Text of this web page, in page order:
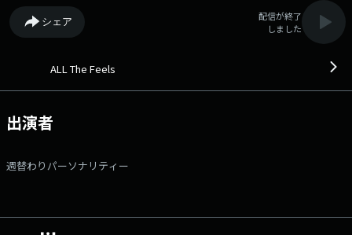
Feels」 各分野で活躍するミュージシャンや俳優、タレントや文化人
が 様々なジャンルのおすすめ楽曲でNACK5の夜をプロデュースしま
す。 永遠のスタンダードナンバーや新たな出会いとなるようなナンバー
組Xアカウントは_ @feels795 番組の感想は、ハッシュタグ_ #feels795
シェア
配信が終了
しました
ALL The Feels
出演者
週替わりパーソナリティー